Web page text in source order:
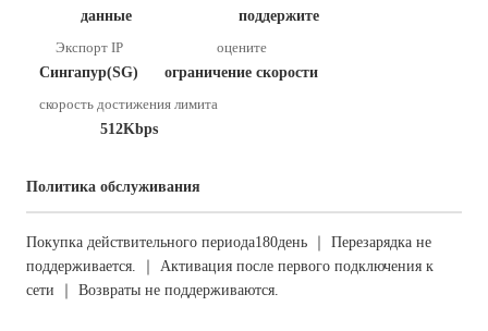
данные
поддержите
Экспорт IP
Сингапур(SG)
оцените
ограничение скорости
скорость достижения лимита
512Kbps
Политика обслуживания
Покупка действительного периода180день ｜ Перезарядка не
поддерживается. ｜ Активация после первого подключения к
сети ｜ Возвраты не поддерживаются.